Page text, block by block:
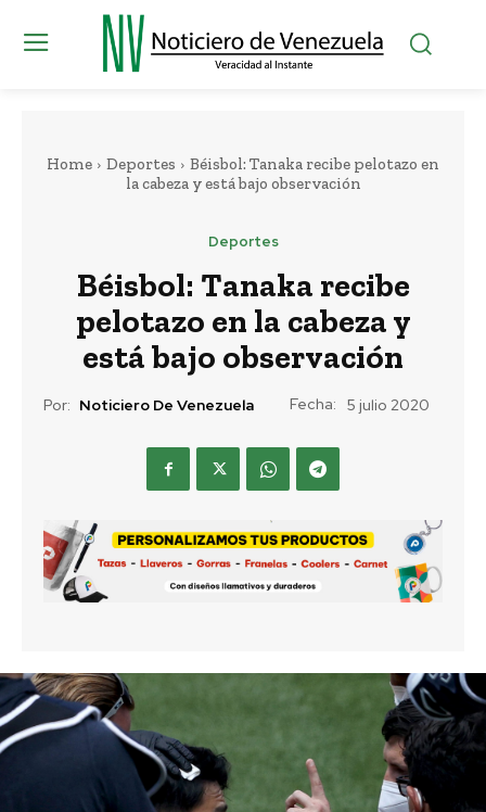
Home Deportes
Béisbol: Tanaka recibe pelotazo en
la cabeza y está bajo observación
Deportes
Béisbol: Tanaka recibe
pelotazo en la cabeza y
está bajo observación
Por: Noticiero De Venezuela Fecha: 5 julio 2020